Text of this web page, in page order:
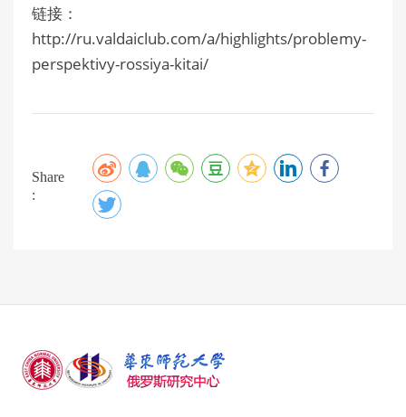
链接：
http://ru.valdaiclub.com/a/highlights/problemy-
perspektivy-rossiya-kitai/
Share
: